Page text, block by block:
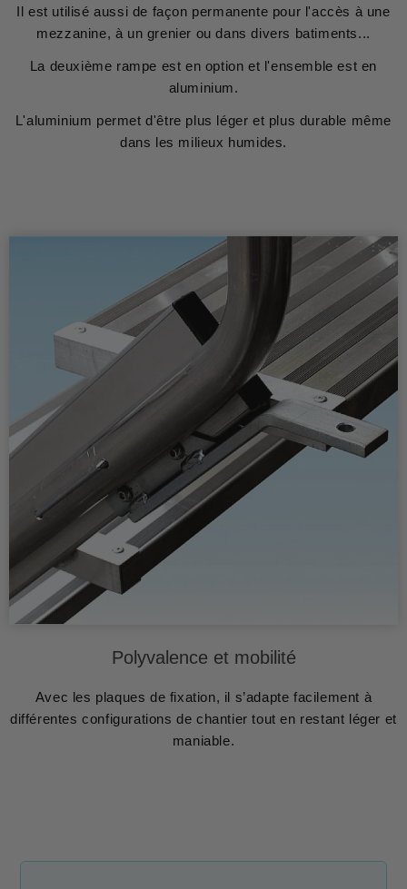
Il est utilisé aussi de façon permanente pour l'accès à une
mezzanine, à un grenier ou dans divers batiments...
La deuxième rampe est en option et l'ensemble est en
aluminium.
L'aluminium permet d'être plus léger et plus durable même
dans les milieux humides.
Polyvalence et mobilité
Avec les plaques de fixation, il s’adapte facilement à
différentes configurations de chantier tout en restant léger et
maniable.